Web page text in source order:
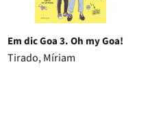
Em dic Goa 3. Oh my Goa!
Tirado, Míriam